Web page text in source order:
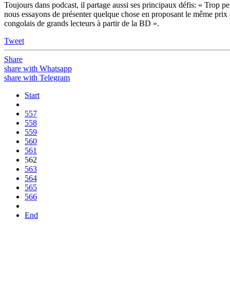
Toujours dans podcast, il partage aussi ses principaux défis: « Trop
nous essayons de présenter quelque chose en proposant le même
congolais de grands lecteurs à partir de la BD ».
Tweet
Share
share with Whatsapp
share with Telegram
Start
557
558
559
560
561
562
563
564
565
566
End